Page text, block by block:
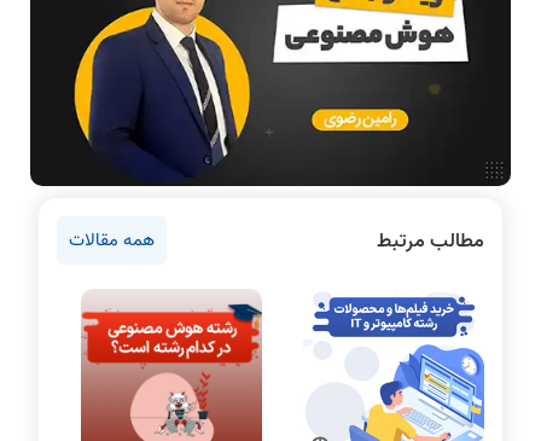
آمادگی برای کنکور
دانشگاه ها
اخبار آزمون ها
دروس مهندسی کامپیوتر
پایتون
سی شارپ
علم داده
مقاله نویسی
مطالب مرتبط همه مقالات